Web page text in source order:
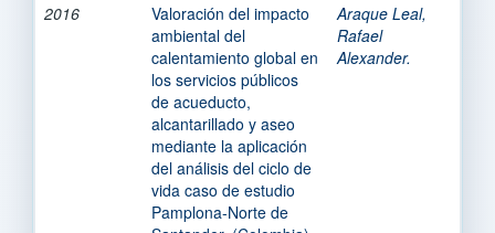
2016
Valoración del impacto
ambiental del
calentamiento global en
los servicios públicos
de acueducto,
alcantarillado y aseo
mediante la aplicación
del análisis del ciclo de
vida caso de estudio
Pamplona-Norte de
Araque Leal,
Rafael
Alexander.